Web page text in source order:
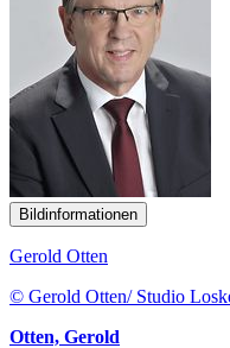
Bildinformationen
Gerold Otten
© Gerold Otten/ Studio
Otten, Gerold